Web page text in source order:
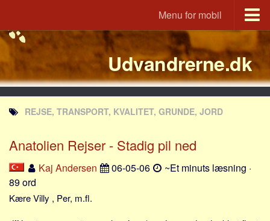
Menu for mobil
Portal
Udvandrerne.dk
Utvandrerne.no
Utvandrarna.se
Tyskland.dk
England.dk
JLKM.dk
Lande
Udvandrerne.dk
REJSE, TRANSPORT, KVALITET, GRUNDE, JORD
Anatolien Rejser - Stadig pil ned
Kaj Andersen 06-05-06
~Et minuts læsning ·
89 ord
Kære Villy , Per, m.fl.